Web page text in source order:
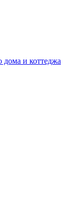
дома и коттеджа